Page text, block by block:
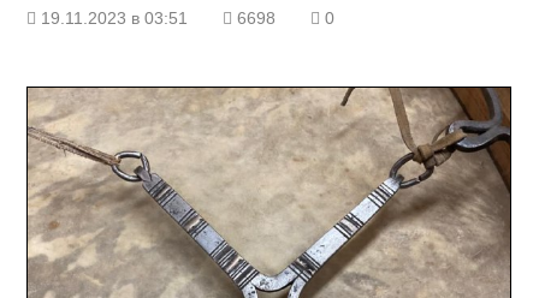
19.11.2023 в 03:51 6698 0